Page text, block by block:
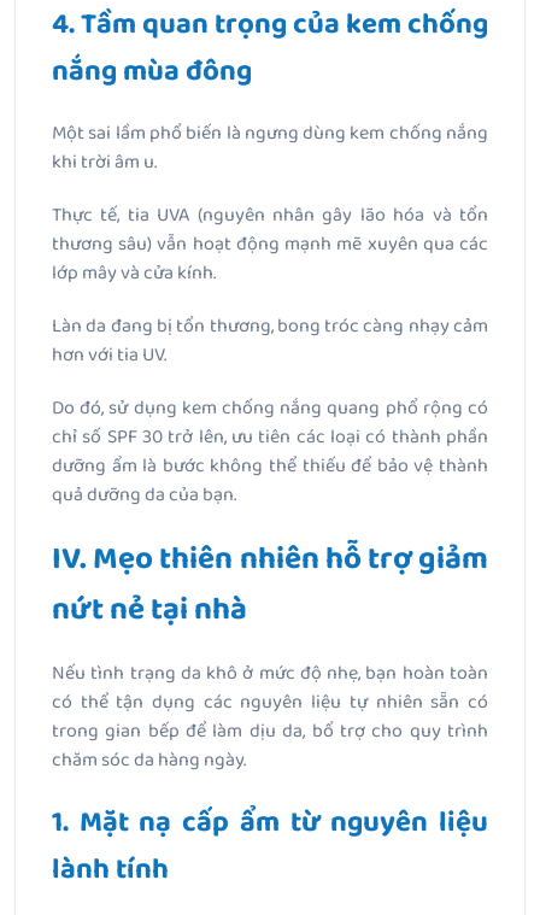
4. Tầm quan trọng của kem chống
nắng mùa đông
Một sai lầm phổ biến là ngưng dùng kem chống nắng
khi trời âm u.
Thực tế, tia UVA (nguyên nhân gây lão hóa và tổn
thương sâu) vẫn hoạt động mạnh mẽ xuyên qua các
lớp mây và cửa kính.
Làn da đang bị tổn thương, bong tróc càng nhạy cảm
hơn với tia UV.
Do đó, sử dụng kem chống nắng quang phổ rộng có
chỉ số SPF 30 trở lên, ưu tiên các loại có thành phần
dưỡng ẩm là bước không thể thiếu để bảo vệ thành
quả dưỡng da của bạn.
IV. Mẹo thiên nhiên hỗ trợ giảm
nứt nẻ tại nhà
Nếu tình trạng da khô ở mức độ nhẹ, bạn hoàn toàn
có thể tận dụng các nguyên liệu tự nhiên sẵn có
trong gian bếp để làm dịu da, bổ trợ cho quy trình
chăm sóc da hàng ngày.
1. Mặt nạ cấp ẩm từ nguyên liệu
lành tính